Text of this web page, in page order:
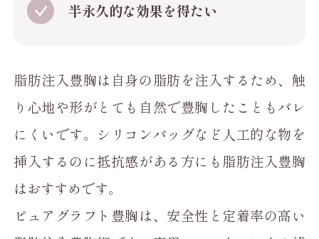
半永久的な効果を得たい
脂肪注入豊胸は自身の脂肪を注入するため、触
り心地や形がとても自然で豊胸したこともバレ
にくいです。シリコンバッグなど人工的な物を
挿入するのに抵抗感がある方にも脂肪注入豊胸
はおすすめです。
ピュアグラフト豊胸は、安全性と定着率の高い